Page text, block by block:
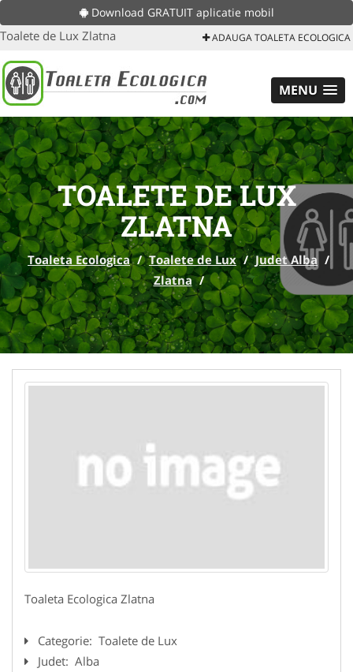
Download GRATUIT aplicatie mobil
Toalete de Lux Zlatna ADAUGA TOALETA ECOLOGICA
MENU
TOALETE DE LUX
ZLATNA
Toaleta Ecologica / Toalete de Lux / Judet Alba /
Zlatna /
Toaleta Ecologica Zlatna
Categorie: Toalete de Lux
Judet: Alba